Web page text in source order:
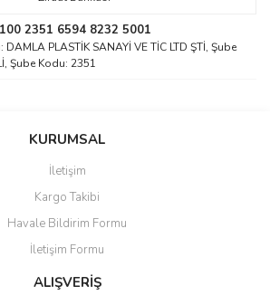
2351 6594 8232 5001
PLASTİK SANAYİ VE TİC LTD ŞTİ, Şube
Şube Kodu: 2351
KURUMSAL
İletişim
Kargo Takibi
Havale Bildirim Formu
İletişim Formu
ALIŞVERİŞ